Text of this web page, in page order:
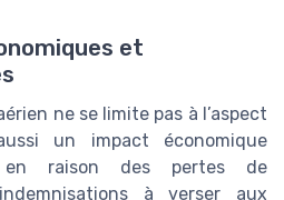
et
ne se limite pas à l’aspect
un impact économique
en raison des pertes de
à verser aux